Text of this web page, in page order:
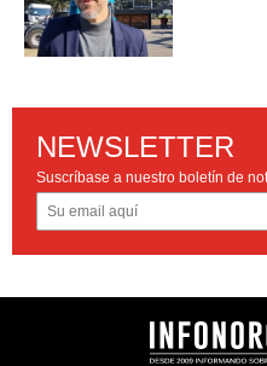
NEWSLETTER
Suscríbase a nuestro boletín de